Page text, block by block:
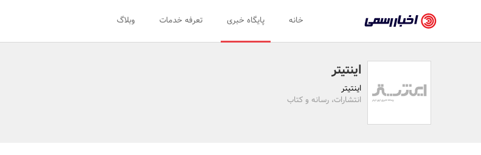
رسمی
-
اخبار
تایید
خانه پایگاه خبری تعرفه خدمات وبلاگ
اینتیتر
اینتیتر
انتشارات، رسانه و کتاب